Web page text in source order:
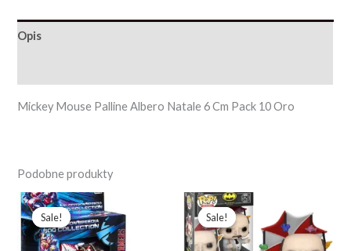
Opis
Mickey Mouse Palline Albero Natale 6 Cm Pack 10 Oro
Podobne produkty
Sale!
Sale!
Pierwotna
cena
wynosiła:
233,79 zł.
cena
wynosi:
166,99 zł.
Sale!
Sale!
Pierwotna
cena
wynosiła:
244,13 zł.
cena
wynosi:
187,79 zł.